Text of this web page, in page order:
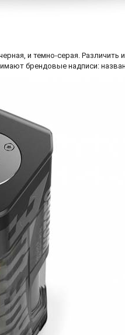
и темно-серая. Различить
брендовые надписи: